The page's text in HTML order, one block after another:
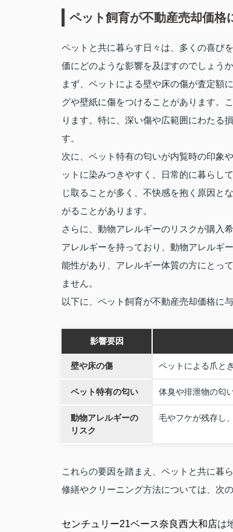
ペット飼育が不動産売却価格
ペットと共に暮らす日々は、多くの喜び
価にどのような影響を及ぼすのでしょう
まず、ペットによる壁や床の傷が査定額
グや壁紙に傷をつけることがあります。
ります。特に、深い傷や広範囲にわたる
す。
次に、ペット特有の匂いが内覧時の印象
ットに染みつきやすく、日常的に暮らし
じ取ることが多く、不快感を抱く原因と
がることがあります。
さらに、動物アレルギーのリスクが購入
アレルギーを持っており、動物アレルギ
能性があり、アレルギー体質の方にとっ
ません。
以下に、ペット飼育が不動産売却価格に
影響要因
壁や床の傷 ペットによる爪と
ペット特有の匂い 体臭や排泄物の匂
動物アレルギーの
リスク
毛やフケが残存し
これらの要因を踏まえ、ペットと共に暮
修繕やクリーニング方法については、次
センチュリー21ベース奈良西大和店は